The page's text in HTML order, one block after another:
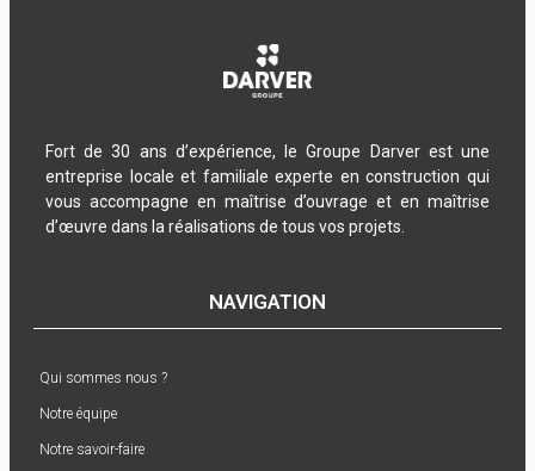
Fort de 30 ans d’expérience, le Groupe Darver est une
entreprise locale et familiale experte en construction qui
vous accompagne en maîtrise d’ouvrage et en maîtrise
d’œuvre dans la réalisations de tous vos projets.
NAVIGATION
Qui sommes nous ?
Notre équipe
Notre savoir-faire